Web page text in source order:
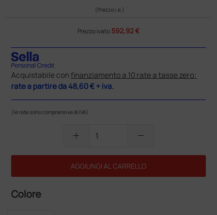
(Prezzo i.e.)
Prezzo ivato 592,92 €
Acquistabile con finanziamento a 10 rate a tasse zero:
rate a partire da48,60 €+ iva.
(le rate sono comprensive di IVA)
add remove
AGGIUNGI AL CARRELLO
Colore